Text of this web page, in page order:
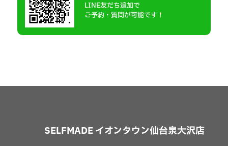
LINE友だち追加で
ご予約・質問が可能です！
SELFMADE イオンタウン仙台泉大沢店